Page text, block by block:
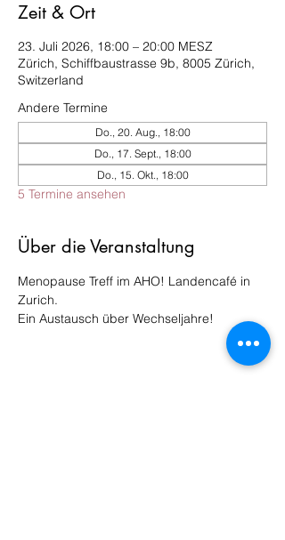
Zeit & Ort
23. Juli 2026, 18:00 – 20:00 MESZ
Zürich, Schiffbaustrasse 9b, 8005 Zürich,
Switzerland
Andere Termine
Do., 20. Aug., 18:00
Do., 17. Sept., 18:00
Do., 15. Okt., 18:00
5 Termine ansehen
Über die Veranstaltung
Menopause Treff im AHO! Landencafé in
Zurich.
Ein Austausch über Wechseljahre!